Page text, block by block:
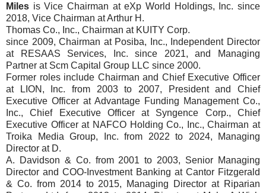
Miles is Vice Chairman at eXp World Holdings, Inc. since
2018, Vice Chairman at Arthur H.
Thomas Co., Inc., Chairman at KUITY Corp.
since 2009, Chairman at Posiba, Inc., Independent Director
at RESAAS Services, Inc. since 2021, and Managing
Partner at Scm Capital Group LLC since 2000.
Former roles include Chairman and Chief Executive Officer
at LION, Inc. from 2003 to 2007, President and Chief
Executive Officer at Advantage Funding Management Co.,
Inc., Chief Executive Officer at Syngence Corp., Chief
Executive Officer at NAFCO Holding Co., Inc., Chairman at
Troika Media Group, Inc. from 2022 to 2024, Managing
Director at D.
A. Davidson & Co. from 2001 to 2003, Senior Managing
Director and COO-Investment Banking at Cantor Fitzgerald
& Co. from 2014 to 2015, Managing Director at Riparian